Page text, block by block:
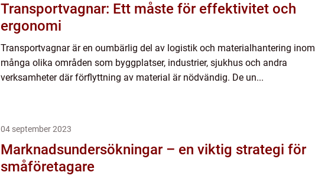
Transportvagnar: Ett måste för effektivitet och
ergonomi
Transportvagnar är en oumbärlig del av logistik och materialhantering inom
många olika områden som byggplatser, industrier, sjukhus och andra
verksamheter där förflyttning av material är nödvändig. De un...
04 september 2023
Marknadsundersökningar – en viktig strategi för
småföretagare